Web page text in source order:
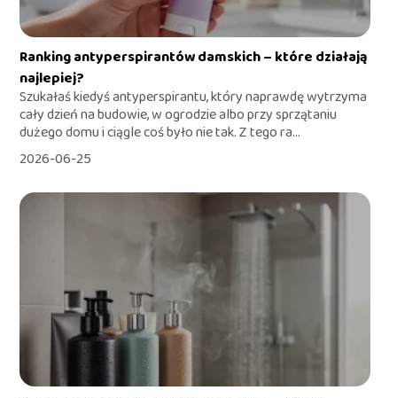
Ranking antyperspirantów damskich – które działają
najlepiej?
Szukałaś kiedyś antyperspirantu, który naprawdę wytrzyma
cały dzień na budowie, w ogrodzie albo przy sprzątaniu
dużego domu i ciągle coś było nie tak. Z tego ra...
2026-06-25